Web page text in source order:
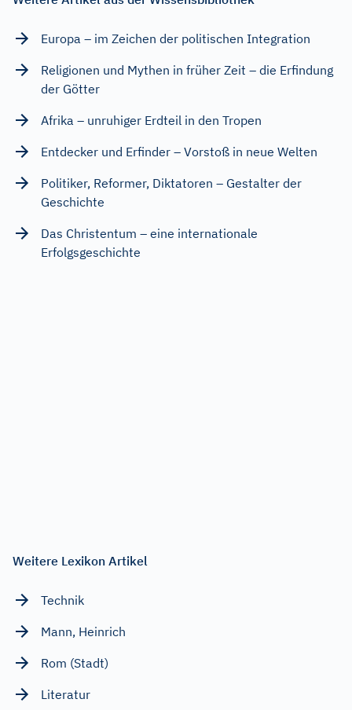
Europa – im Zeichen der politischen Integration
Religionen und Mythen in früher Zeit – die Erfindung
der Götter
Afrika – unruhiger Erdteil in den Tropen
Entdecker und Erfinder – Vorstoß in neue Welten
Politiker, Reformer, Diktatoren – Gestalter der
Geschichte
Das Christentum – eine internationale
Erfolgsgeschichte
Weitere Lexikon Artikel
Technik
Mann, Heinrich
Rom (Stadt)
Literatur